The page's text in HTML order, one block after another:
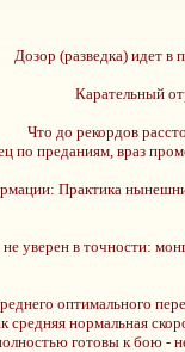
Дозор (разведка) идет в
Карательный
Что до рекордов
по преданиям, враз
Практика
уверен в точности:
оптимального
средняя нормальная
готовы к бою -